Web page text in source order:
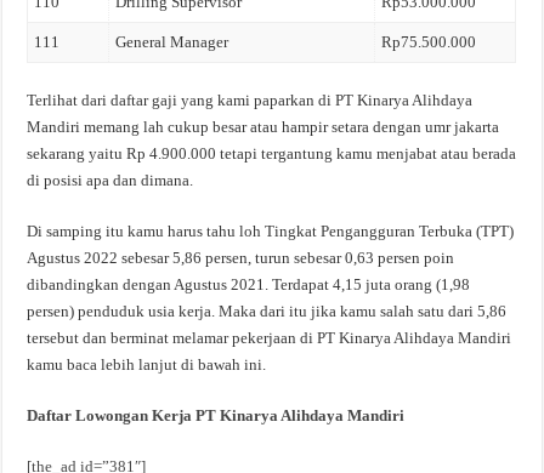
111 General Manager Rp75.500.000
Terlihat dari daftar gaji yang kami paparkan di PT Kinarya Alihdaya
Mandiri memang lah cukup besar atau hampir setara dengan umr jakarta
sekarang yaitu Rp 4.900.000 tetapi tergantung kamu menjabat atau berada
di posisi apa dan dimana.
Di samping itu kamu harus tahu loh Tingkat Pengangguran Terbuka (TPT)
Agustus 2022 sebesar 5,86 persen, turun sebesar 0,63 persen poin
dibandingkan dengan Agustus 2021. Terdapat 4,15 juta orang (1,98
persen) penduduk usia kerja. Maka dari itu jika kamu salah satu dari 5,86
tersebut dan berminat melamar pekerjaan di PT Kinarya Alihdaya Mandiri
kamu baca lebih lanjut di bawah ini.
Daftar Lowongan Kerja PT Kinarya Alihdaya Mandiri
[the_ad id=”381″]